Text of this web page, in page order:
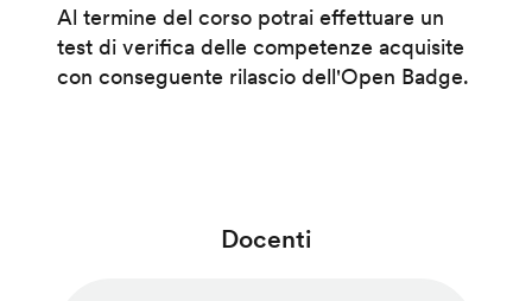
Al termine del corso potrai effettuare un
test di verifica delle competenze acquisite
con conseguente rilascio dell'Open Badge.
Docenti